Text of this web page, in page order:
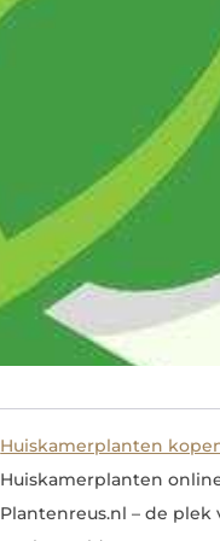
Huiskamerplanten
Huiskamerplanten
Plantenreus.nl – de